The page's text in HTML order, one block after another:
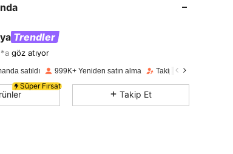
Trendler
göz atıyor
11K
11K 619K
satıldı 999K+ Yeniden satın alma Takipçi artışı 18%
Süper Fırsat
Takip Et